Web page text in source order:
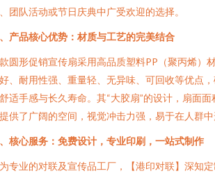
团队活动或节日庆典中广受欢迎的选择。
产品核心优势：材质与工艺的完美结合
圆形促销宣传扇采用高品质塑料PP（聚丙烯）
、耐用性强、重量轻、无异味、可回收等优点
适手感与长久寿命。其“大胶扇”的设计，扇面
供了广阔的空间，视觉冲击力强，易于在人群中
核心服务：免费设计，专业印刷，一站式制作
专业的对联及宣传品工厂，【港印对联】深知